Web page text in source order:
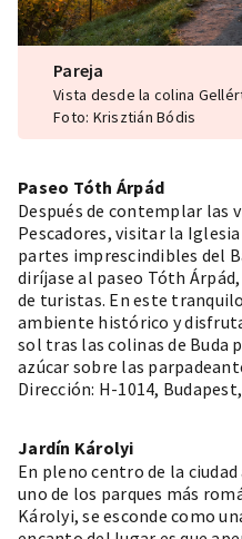
Pareja
Vista desde la colina
Foto: Krisztián Bódis
Paseo Tóth Árpád
Después de contemplar las
Pescadores, visitar la
partes imprescindibles del
diríjase al paseo Tóth
de turistas. En este
ambiente histórico y
sol tras las colinas de Buda
azúcar sobre las
Dirección: H-1014,
Jardín Károlyi
En pleno centro de la ciudad
uno de los parques más
Károlyi, se esconde como